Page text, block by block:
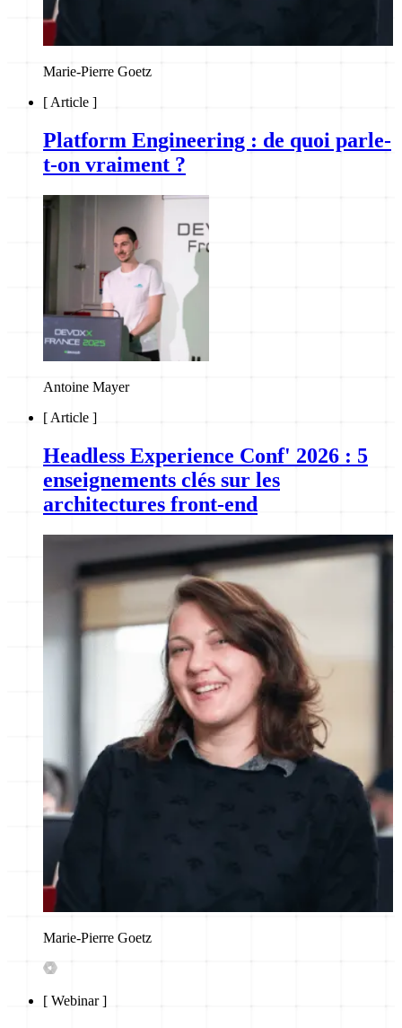
Marie-Pierre Goetz
[ Article ]
Platform Engineering : de quoi parle-
t-on vraiment ?
Antoine Mayer
[ Article ]
Headless Experience Conf' 2026 : 5
enseignements clés sur les
architectures front-end
Marie-Pierre Goetz
[ Webinar]